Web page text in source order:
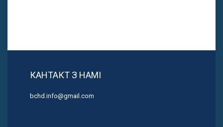
КАНТАКТ З НАМІ
bchd.info@gmail.com